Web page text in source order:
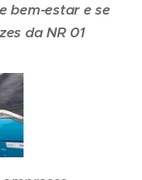
bem-estar e se
da NR 01